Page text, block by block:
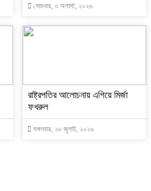
সোমবার, ৩ অগাস্ট, ২০২৬
রাষ্ট্রপতির আলোচনায় এগিয়ে মির্জা
ফখরুল
মঙ্গলবার, ২৮ জুলাই, ২০২৬